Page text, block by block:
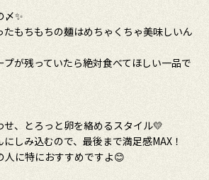
〆✨
たもちもちの麺はめちゃくちゃ美味しいん
が残っていたら絶対食べてほしい一品で
せ、とろっと卵を絡めるスタイル💛
しみ込むので、最後まで満足感MAX！
人に特におすすめですよ😊